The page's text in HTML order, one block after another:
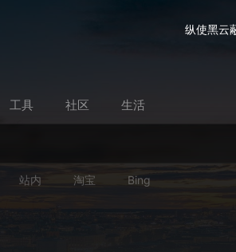
纵使黑云
工具 社区 生活
站内 淘宝 Bing